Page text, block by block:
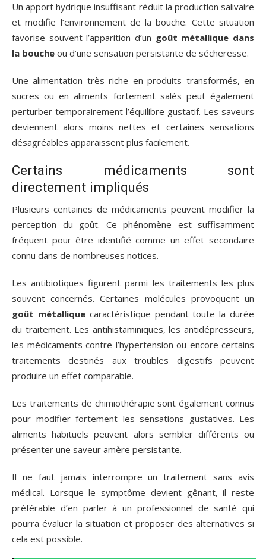
Un apport hydrique insuffisant réduit la production salivaire
et modifie l’environnement de la bouche. Cette situation
favorise souvent l’apparition d’un goût métallique dans
la bouche ou d’une sensation persistante de sécheresse.
Une alimentation très riche en produits transformés, en
sucres ou en aliments fortement salés peut également
perturber temporairement l’équilibre gustatif. Les saveurs
deviennent alors moins nettes et certaines sensations
désagréables apparaissent plus facilement.
Certains médicaments sont
directement impliqués
Plusieurs centaines de médicaments peuvent modifier la
perception du goût. Ce phénomène est suffisamment
fréquent pour être identifié comme un effet secondaire
connu dans de nombreuses notices.
Les antibiotiques figurent parmi les traitements les plus
souvent concernés. Certaines molécules provoquent un
goût métalliquecaractéristique pendant toute la durée
du traitement. Les antihistaminiques, les antidépresseurs,
les médicaments contre l’hypertension ou encore certains
traitements destinés aux troubles digestifs peuvent
produire un effet comparable.
Les traitements de chimiothérapie sont également connus
pour modifier fortement les sensations gustatives. Les
aliments habituels peuvent alors sembler différents ou
présenter une saveur amère persistante.
Il ne faut jamais interrompre un traitement sans avis
médical. Lorsque le symptôme devient gênant, il reste
préférable d’en parler à un professionnel de santé qui
pourra évaluer la situation et proposer des alternatives si
cela est possible.